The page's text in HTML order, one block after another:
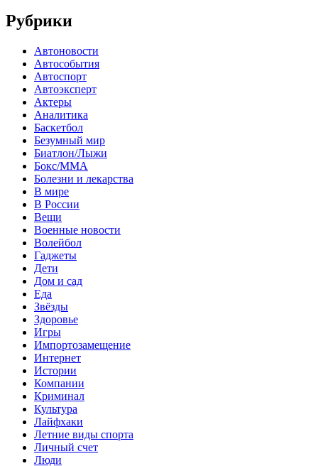
Рубрики
Автоновости
Автособытия
Автоспорт
Автоэксперт
Актеры
Аналитика
Баскетбол
Безумный мир
Биатлон/Лыжи
Бокс/MMA
Болезни и лекарства
В мире
В России
Вещи
Военные новости
Волейбол
Гаджеты
Дети
Дом и сад
Еда
Звёзды
Здоровье
Игры
Импортозамещение
Интернет
Истории
Компании
Криминал
Культура
Лайфхаки
Летние виды спорта
Личный счет
Люди